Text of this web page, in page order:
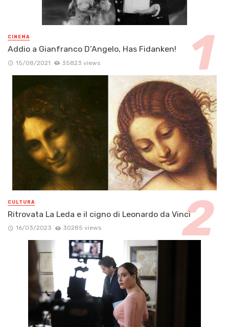
CINEMA
Addio a Gianfranco D’Angelo, Has Fidanken!
15/08/2021 35823 views
CULTURA
Ritrovata La Leda e il cigno di Leonardo da Vinci
16/03/2023 30285 views